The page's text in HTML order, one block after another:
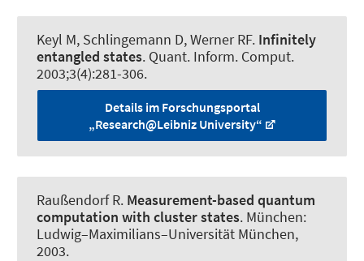
Keyl M, Schlingemann D, Werner RF. Infinitely
entangled states. Quant. Inform. Comput.
2003;3(4):281-306.
Details im Forschungsportal
„Research@Leibniz University“
Raußendorf R. Measurement-based quantum
computation with cluster states. München:
Ludwig–Maximilians–Universität München,
2003.